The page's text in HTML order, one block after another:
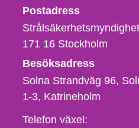
Postadress
171 16 Stockholm
Besöksadress
Solna Strandväg 96,
1-3 Katrineholm
Telefon,
Telefon växel: